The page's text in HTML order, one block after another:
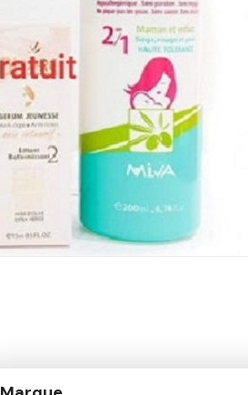
Yeux &